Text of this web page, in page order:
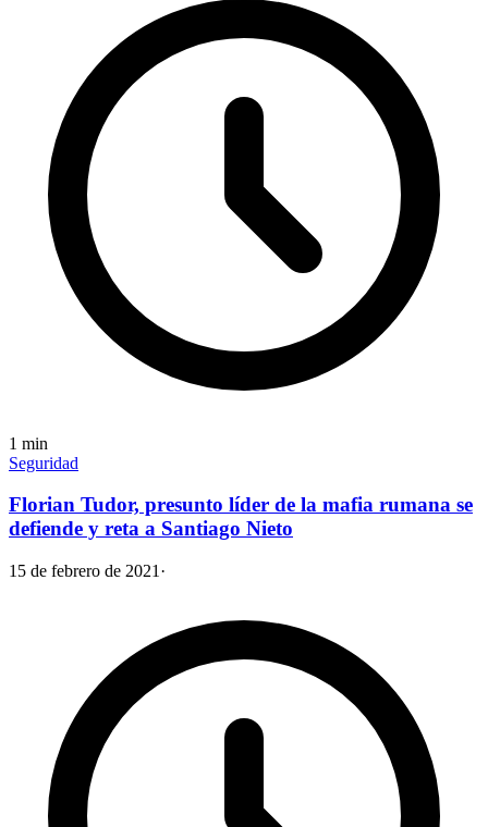
1 min
Seguridad
Florian Tudor, presunto líder de la mafia rumana se
defiende y reta a Santiago Nieto
15 de febrero de 2021 ·